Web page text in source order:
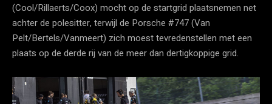
(Cool/Rillaerts/Coox) mocht op de startgrid plaatsnemen net
achter de polesitter, terwijl de Porsche #747 (Van
Pelt/Bertels/Vanmeert) zich moest tevredenstellen met een
plaats op de derde rij van de meer dan dertigkoppige grid.